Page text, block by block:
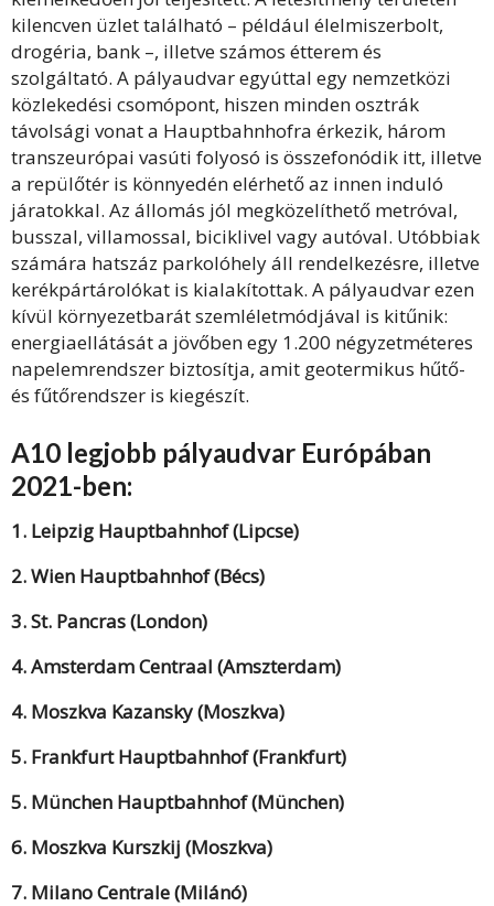
kilencven üzlet található – például élelmiszerbolt,
drogéria, bank –, illetve számos étterem és
szolgáltató. A pályaudvar egyúttal egy nemzetközi
közlekedési csomópont, hiszen minden osztrák
távolsági vonat a Hauptbahnhofra érkezik, három
transzeurópai vasúti folyosó is összefonódik itt, illetve
a repülőtér is könnyedén elérhető az innen induló
járatokkal. Az állomás jól megközelíthető metróval,
busszal, villamossal, biciklivel vagy autóval. Utóbbiak
számára hatszáz parkolóhely áll rendelkezésre, illetve
kerékpártárolókat is kialakítottak. A pályaudvar ezen
kívül környezetbarát szemléletmódjával is kitűnik:
energiaellátását a jövőben egy 1.200 négyzetméteres
napelemrendszer biztosítja, amit geotermikus hűtő-
és fűtőrendszer is kiegészít.
A10 legjobb pályaudvar Európában
2021-ben:
1. Leipzig Hauptbahnhof (Lipcse)
2. Wien Hauptbahnhof (Bécs)
3. St. Pancras (London)
4. Amsterdam Centraal (Amszterdam)
4. Moszkva Kazansky (Moszkva)
5. Frankfurt Hauptbahnhof (Frankfurt)
5. München Hauptbahnhof (München)
6. Moszkva Kurszkij (Moszkva)
7. Milano Centrale (Milánó)